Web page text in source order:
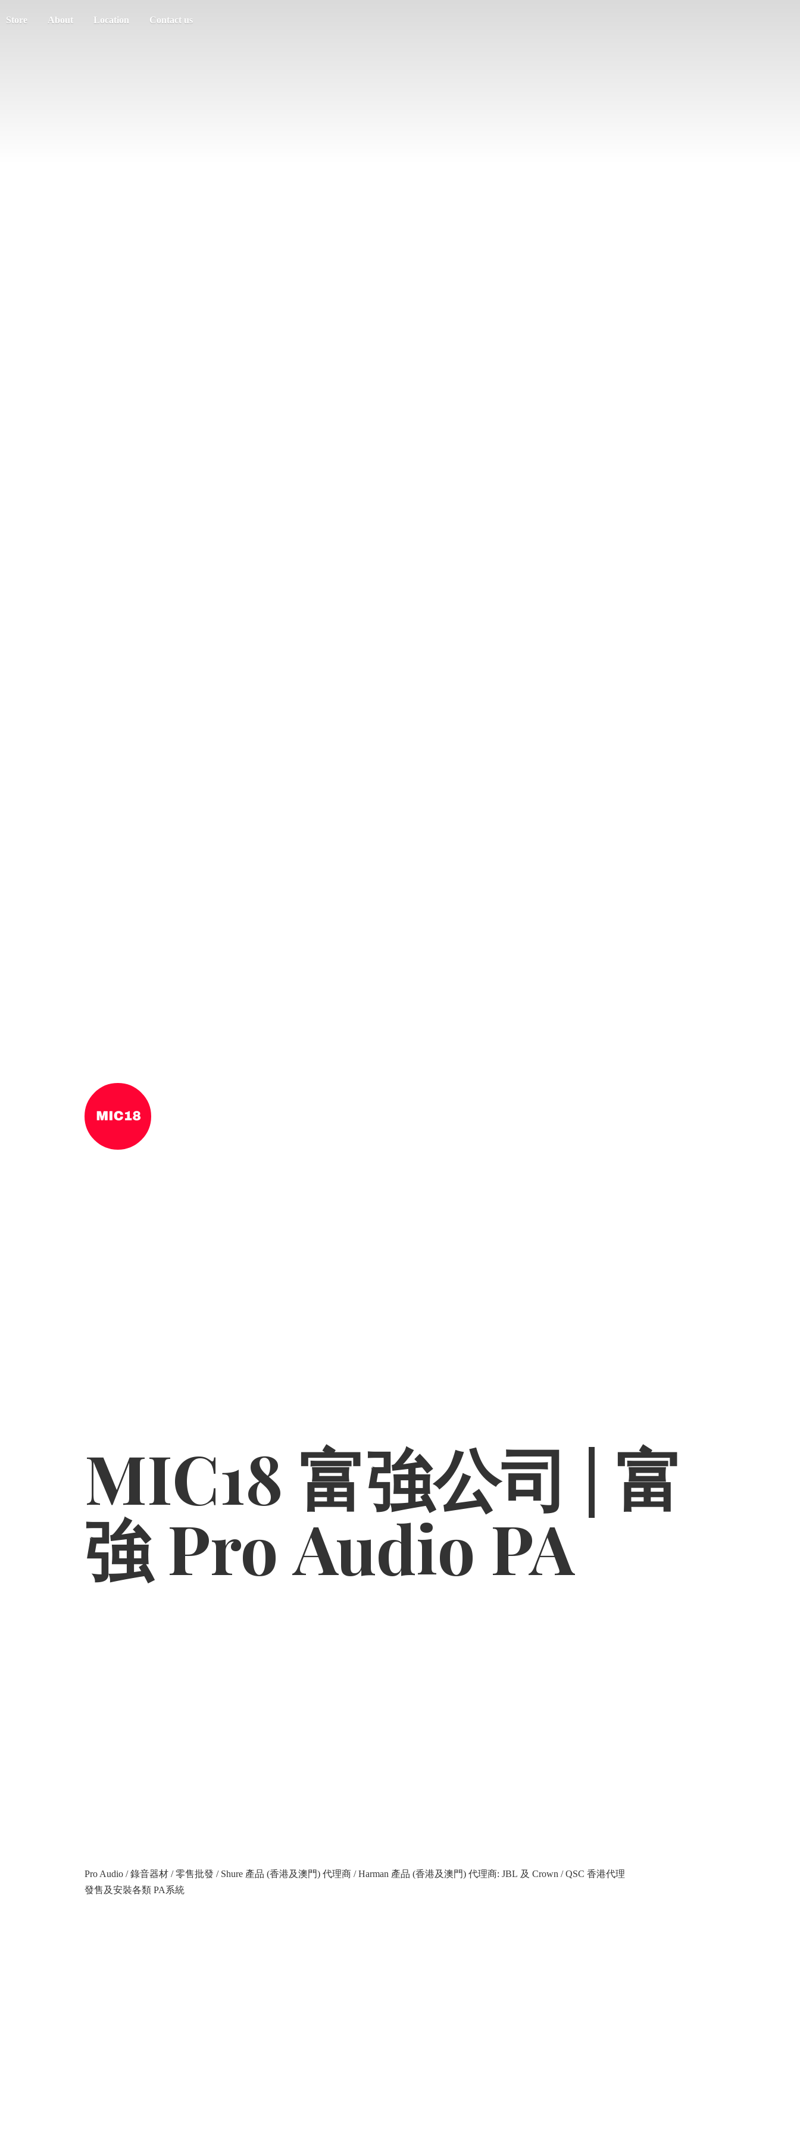
Store About Location Contact us
MIC18 富強公司 | 富
強 ProAudio PA
Pro Audio / 錄音器材 / 零售批發 / Shure 產品 (香港及澳門) 代理商 / Harman 產品 (香港及澳門) 代理商: JBL 及 Crown / QSC 香港代理
發售及安裝各類 PA系統